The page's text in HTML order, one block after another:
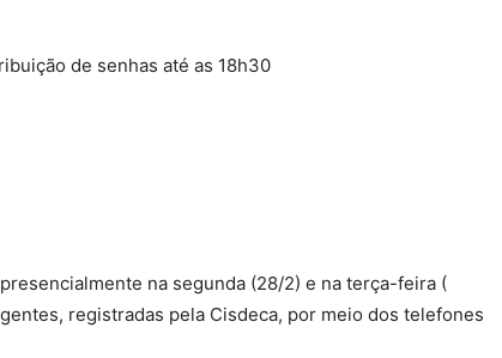
de senhas até as 18h30
na segunda (28/2) e na terça-feira (
registradas pela Cisdeca, por meio dos telefones